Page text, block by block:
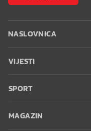
NASLOVNICA
VIJESTI
SPORT
MAGAZIN